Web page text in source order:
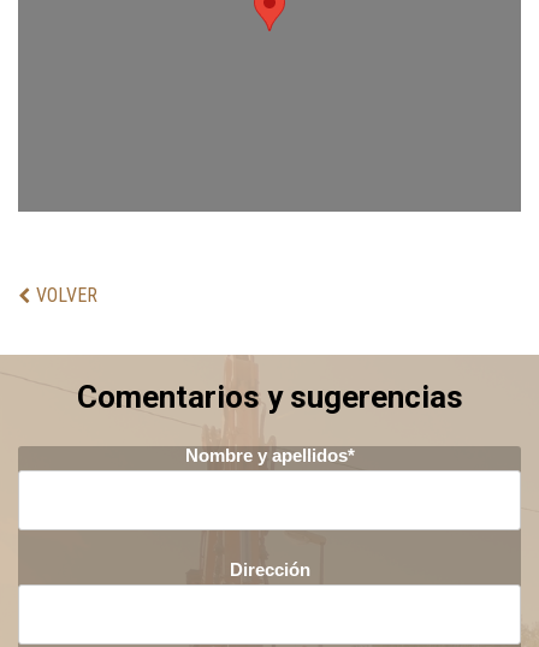
VOLVER
Comentarios y sugerencias
Nombre y apellidos*
Dirección